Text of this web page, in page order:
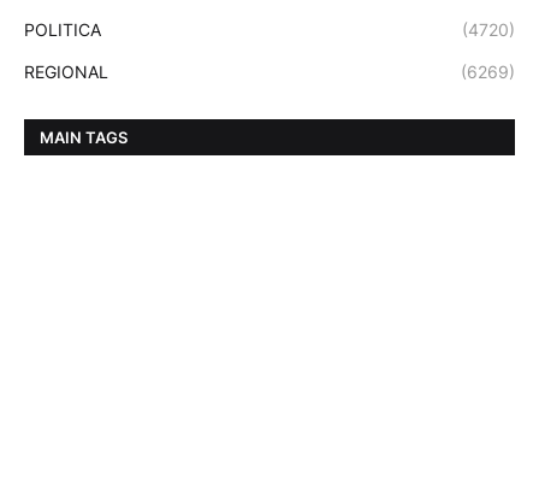
POLITICA (4720)
REGIONAL (6269)
MAIN TAGS